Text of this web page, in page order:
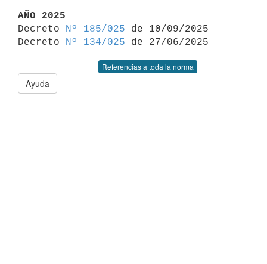
AÑO 2025
Decreto
Nº 185/025 de 10/09/2025
Decreto
Nº 134/025
Referencias a toda la norma
Ayuda